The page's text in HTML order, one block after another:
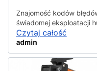
Znajomość kodów
świadomej eksploatacji
Czytaj całość
admin